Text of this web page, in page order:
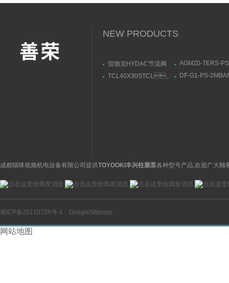
NEW PRODUCTS
贺德克HYDAC节流阀
DVE16920-01-C-V
AGMZ0-TERS-
托斯数字比例溢
TCL40X30STCL、
DF-G1-PS-
成都猫咪视频机电设备有限公司提供TOYOOKI丰兴柱塞泵各种型号产品,欢迎广大顾
蜀ICP备25110726号-1 GoogleSitemap
网站地图